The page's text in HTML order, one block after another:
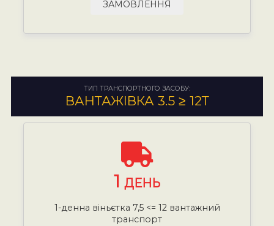
ЗАМОВЛЕННЯ
ТИП ТРАНСПОРТНОГО ЗАСОБУ:
ВАНТАЖІВКА 3.5 ≥ 12Т
1 ДЕНЬ
1-денна віньєтка 7,5 <= 12 вантажний
транспорт